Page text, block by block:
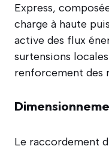
Express,
charge à haute
active des flux
surtensions
renforcement des
Le raccordement